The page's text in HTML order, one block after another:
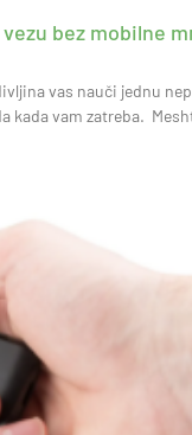
bez mobilne
vas nauči jednu
kada vam zatreba.